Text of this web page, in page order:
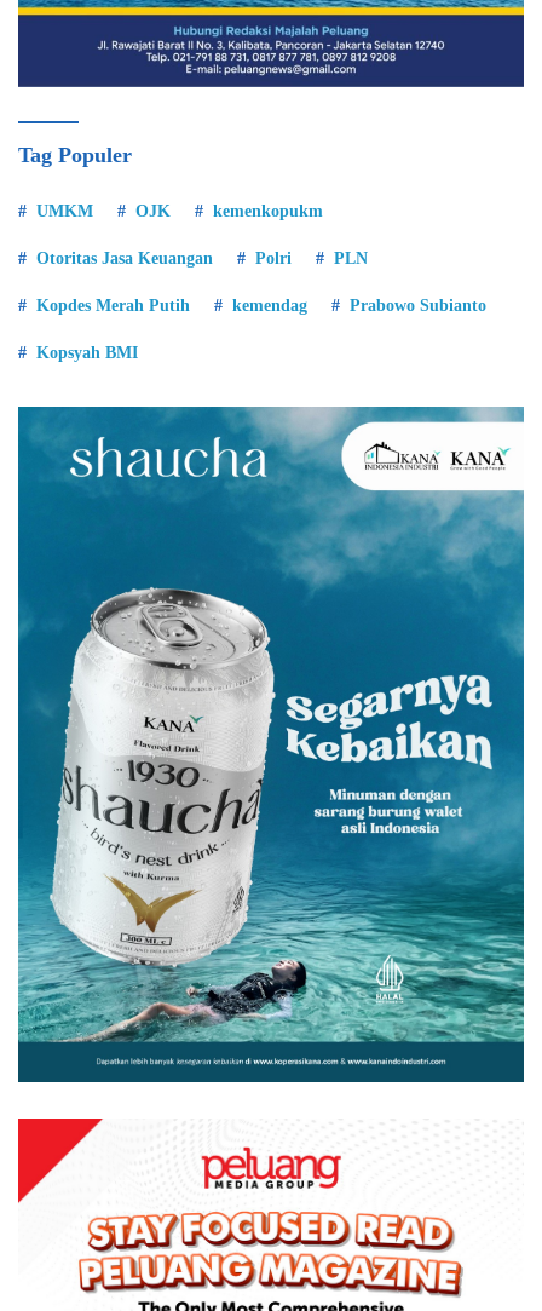
Tag Populer
UMKM OJK kemenkopukm
Otoritas Jasa Keuangan Polri PLN
Kopdes Merah Putih kemendag Prabowo Subianto
Kopsyah BMI